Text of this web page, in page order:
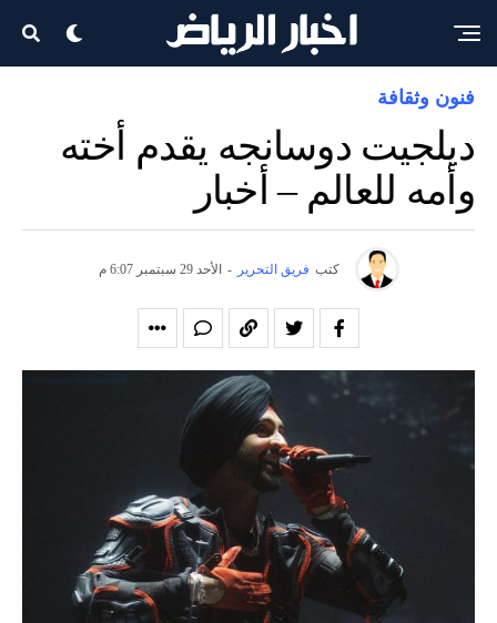
فنون وثقافة
ديلجيت دوسانجه يقدم أخته
وأمه للعالم – أخبار
كتب فريق التحرير - الأحد 29 سبتمبر 6:07 م